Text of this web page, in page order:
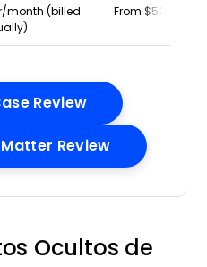
month (billed
From $59/user/
ReviewOpens New
ReviewOpens New
Ocultos de